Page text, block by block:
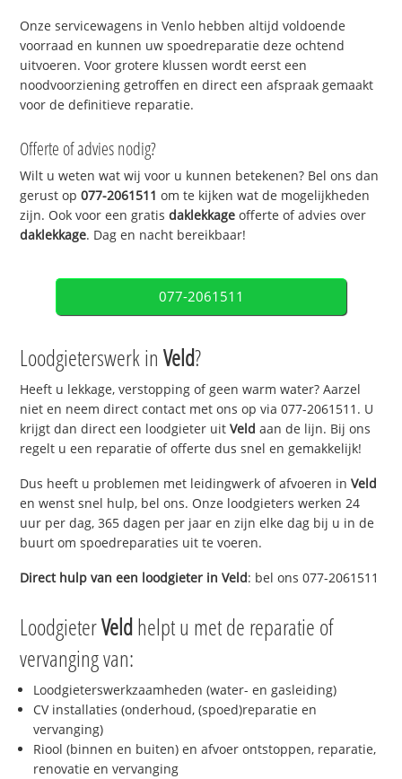
Onze servicewagens in Venlo hebben altijd voldoende
voorraad en kunnen uw spoedreparatie deze ochtend
uitvoeren. Voor grotere klussen wordt eerst een
noodvoorziening getroffen en direct een afspraak gemaakt
voor de definitieve reparatie.
Offerte of advies nodig?
Wilt u weten wat wij voor u kunnen betekenen? Bel ons dan
gerust op077-2061511 om te kijken wat de mogelijkheden
zijn. Ook voor een gratisdaklekkage offerte of advies over
daklekkage. Dag en nacht bereikbaar!
077-2061511
Loodgieterswerk inVeld?
Heeft u lekkage, verstopping of geen warm water? Aarzel
niet en neem direct contact met ons op via 077-2061511. U
krijgt dan direct een loodgieter uitVeld aan de lijn. Bij ons
regelt u een reparatie of offerte dus snel en gemakkelijk!
Dus heeft u problemen met leidingwerk of afvoeren inVeld
en wenst snel hulp, bel ons. Onze loodgieters werken 24
uur per dag, 365 dagen per jaar en zijn elke dag bij u in de
buurt om spoedreparaties uit te voeren.
Direct hulp van een loodgieter inVeld: bel ons 077-2061511
LoodgieterVeldhelpt u met de reparatie of
vervanging van:
Loodgieterswerkzaamheden (water- en gasleiding)
CV installaties (onderhoud, (spoed)reparatie en
vervanging)
Riool (binnen en buiten) en afvoer ontstoppen, reparatie,
renovatie en vervanging